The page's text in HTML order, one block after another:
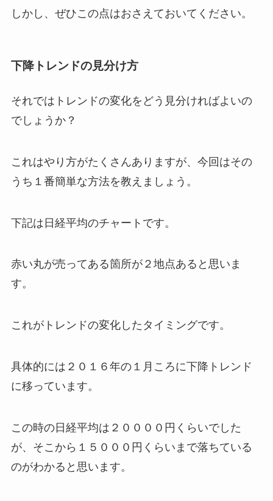
しかし、ぜひこの点はおさえておいてください。
下降トレンドの見分け方
それではトレンドの変化をどう見分ければよいの
でしょうか？
これはやり方がたくさんありますが、今回はその
うち１番簡単な方法を教えましょう。
下記は日経平均のチャートです。
赤い丸が売ってある箇所が２地点あると思いま
す。
これがトレンドの変化したタイミングです。
具体的には２０１６年の１月ころに下降トレンド
に移っています。
この時の日経平均は２００００円くらいでした
が、そこから１５０００円くらいまで落ちている
のがわかると思います。